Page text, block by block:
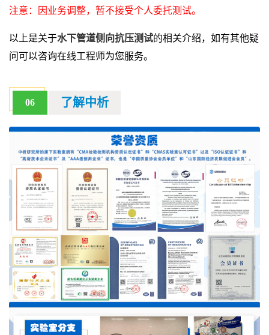
注意：因业务调整，暂不接受个人委托测试。
以上是关于水下管道侧向抗压测试的相关介绍，如有其他疑
问可以咨询在线工程师为您服务。
06 了解中析